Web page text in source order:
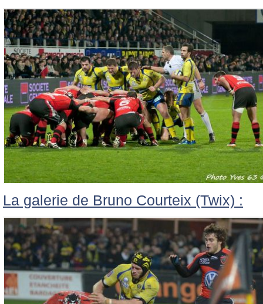
La galerie de Bruno Courteix (Twix) :